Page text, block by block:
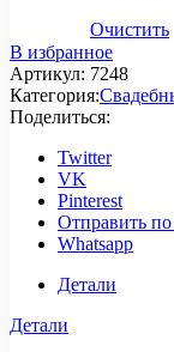
Очистить
В избранное
Артикул: 7248
Категория:
Поделиться:
Twitter
VK
Pinterest
Отправить по
Whatsapp
Детали
Детали